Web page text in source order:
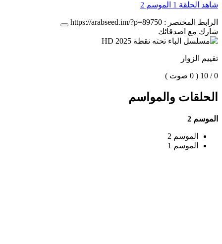
شاهد الحلقة 1 الموسم 2
الرابط المختصر : https://arabseed.im/?p=89750
شارك مع اصدقائك
تقييم الزوار
0 / 10 ( 0 صوت )
الحلقات والمواسم
الموسم 2
الموسم 2
الموسم 1